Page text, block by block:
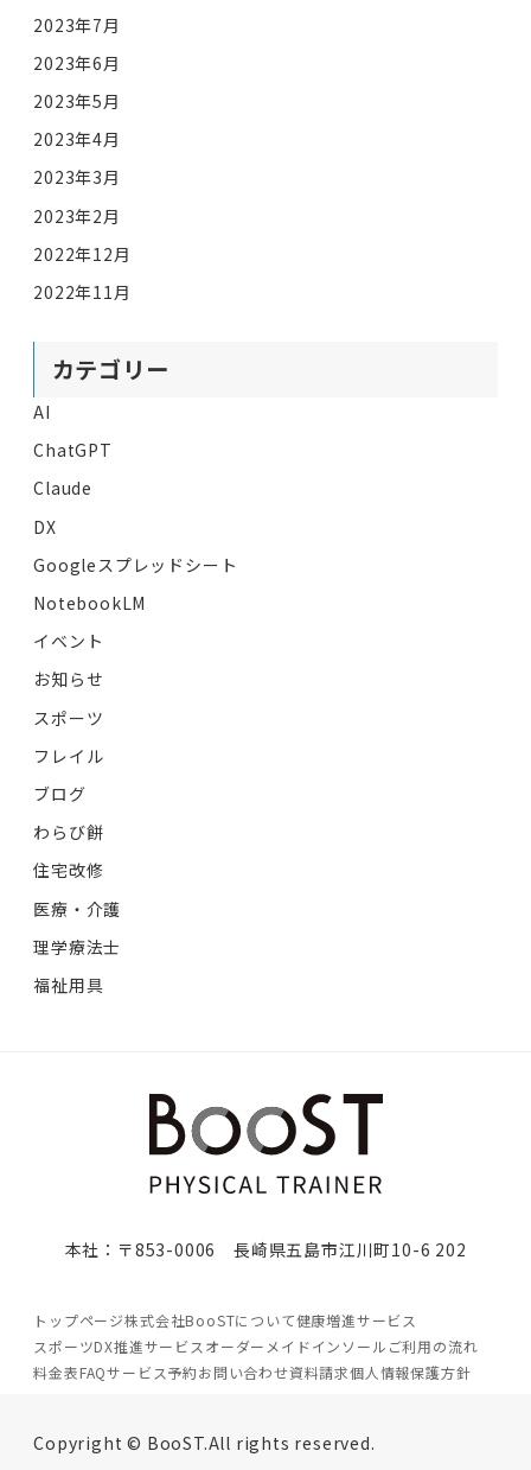
2023年7月
2023年6月
2023年5月
2023年4月
2023年3月
2023年2月
2022年12月
2022年11月
カテゴリー
AI
ChatGPT
Claude
DX
Googleスプレッドシート
NotebookLM
イベント
お知らせ
スポーツ
フレイル
ブログ
わらび餅
住宅改修
医療・介護
理学療法士
福祉用具
本社：〒853-0006 長崎県五島市江川町10-6 202
トップページ株式会社BooSTについて健康増進サービス
スポーツDX推進サービス オーダーメイドインソール ご利用の流れ
料金表FAQサービス予約お問い合わせ資料請求個人情報保護方針
Copyright © BooST.All rights reserved.